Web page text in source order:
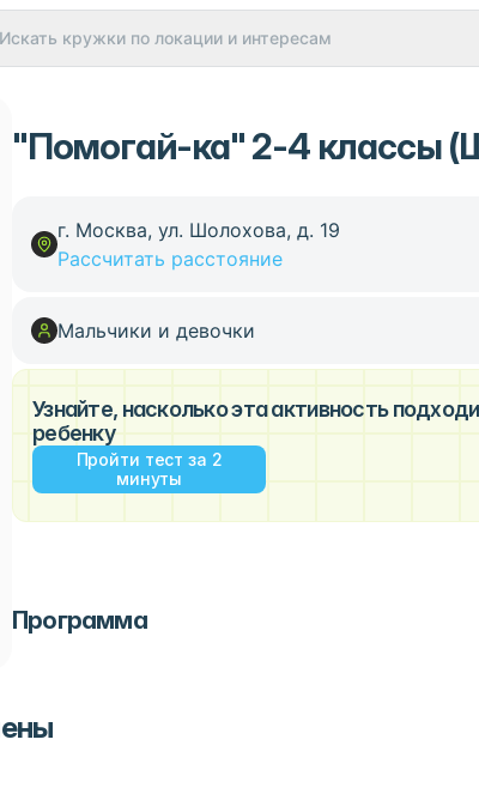
Искать кружки по локации и интересам
"Помогай-ка" 2-4 классы
г. Москва, ул. Шолохова, д. 19
Рассчитать расстояние
Мальчики и девочки
Узнайте, насколько эта активность
ребенку
Пройти тест за 2
минуты
Программа